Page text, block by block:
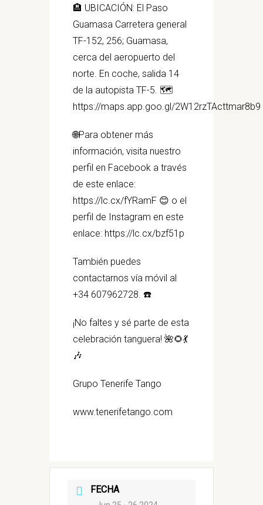
🏨 UBICACIÓN: El Paso
Guamasa Carretera general
TF-152, 256; Guamasa,
cerca del aeropuerto del
norte. En coche, salida 14
de la autopista TF-5. 🗺️
https://maps.app.goo.gl/2W12rzTActtmar8b9
🌐Para obtener más
información, visita nuestro
perfil en Facebook a través
de este enlace:
https://lc.cx/fYRamF 😊 o el
perfil de Instagram en este
enlace: https://lc.cx/bzf51p
También puedes
contactarnos vía móvil al
+34 607962728. ☎️
¡No faltes y sé parte de esta
celebración tanguera! 🌺🌻💃
🎶
Grupo Tenerife Tango
www.tenerifetango.com
FECHA